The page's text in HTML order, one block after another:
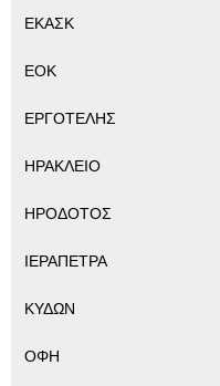
ΕΚΑΣΚ
ΕΟΚ
ΕΡΓΟΤΕΛΗΣ
ΗΡΑΚΛΕΙΟ
ΗΡΟΔΟΤΟΣ
ΙΕΡΑΠΕΤΡΑ
ΚΥΔΩΝ
ΟΦΗ